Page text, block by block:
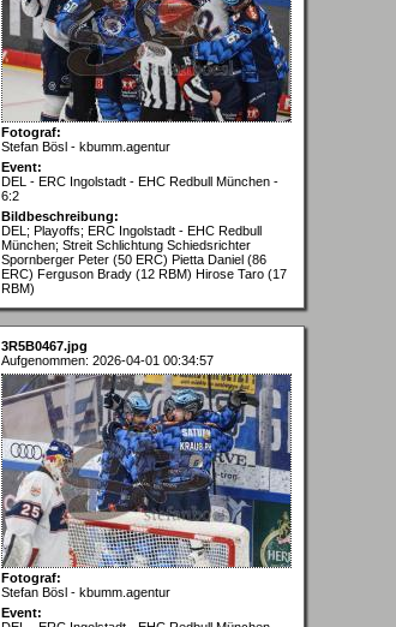
Fotograf:
Stefan Bösl - kbumm.agentur
Event:
DEL - ERC Ingolstadt - EHC Redbull München -
6:2
Bildbeschreibung:
DEL; Playoffs; ERC Ingolstadt - EHC Redbull
München; Streit Schlichtung Schiedsrichter
Spornberger Peter (50 ERC) Pietta Daniel (86
ERC) Ferguson Brady (12 RBM) Hirose Taro (17
RBM)
3R5B0467.jpg
Aufgenommen: 2026-04-01 00:34:57
Fotograf:
Stefan Bösl - kbumm.agentur
Event: